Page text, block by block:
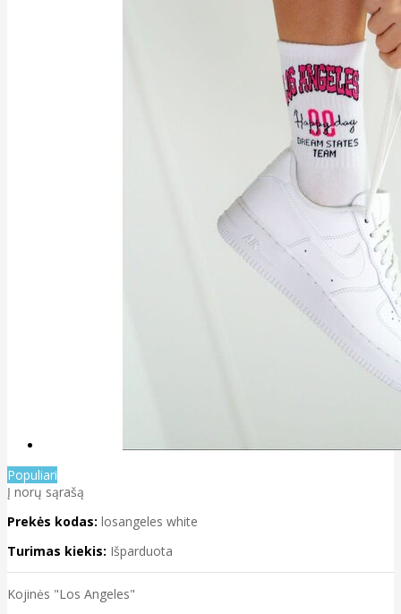
Populiari
Į norų sąrašą
Prekės kodas: losangeles white
Turimas kiekis: Išparduota
Kojinės "Los Angeles"